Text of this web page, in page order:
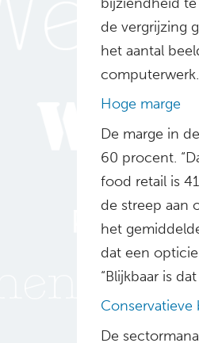
de vergrijzing
het aantal
computerwerk.
Hoge marge
De marge in
60 procent.
food retail is
de streep aan
het
dat een
“Blijkbaar is
Conservatieve
De